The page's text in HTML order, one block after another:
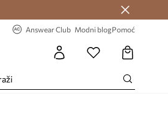
Answear Club Modni blogPomoć